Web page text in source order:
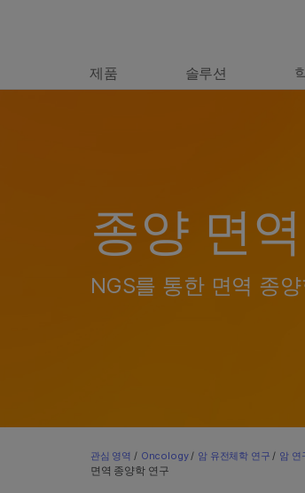
제품 솔루션
면역 종양학 연구
종양 면
NGS를 통한 면역 종
관심 영역 / Oncology / 암 유전체학 연구 / 암 연